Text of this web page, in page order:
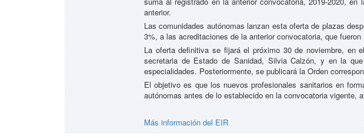
anterior.
Las comunidades autónomas lanzan esta oferta de plazas
3%, a las acreditaciones de la anterior convocatoria, que fueron
La oferta definitiva se fijará el próximo 30 de noviembre, en
secretaria de Estado de Sanidad, Silvia Calzón, y en la
especialidades. Posteriormente, se publicará la Orden
El objetivo es que los nuevos profesionales sanitarios en
autónomas antes de lo establecido en la convocatoria vigente,
Más información del EIR